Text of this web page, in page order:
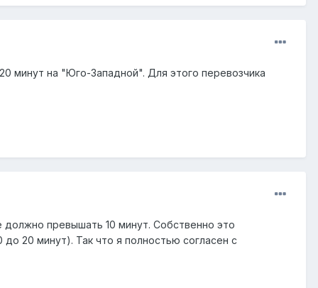
минут на "Юго-Западной". Для этого перевозчика
превышать 10 минут. Собственно это
20 минут). Так что я полностью согласен с